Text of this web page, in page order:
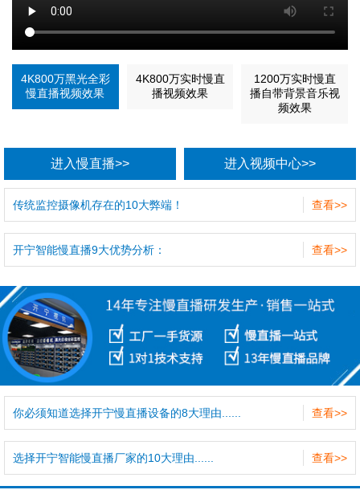
4K800万黑光全彩
慢直播视频效果
4K800万实时慢直
播视频效果
1200万实时慢直
播自带背景音乐视
频效果
进入慢直播>> 进入视频中心>>
查看>>
传统监控摄像机存在的10大弊端！
查看>>
开宁智能慢直播9大优势分析：
查看>>
你必须知道选择开宁慢直播设备的8大理由......
查看>>
选择开宁智能慢直播厂家的10大理由......